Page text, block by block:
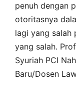
penuh dengan
otoritasnya
lagi yang salah
yang salah.
Syuriah PCI
Baru/Dosen